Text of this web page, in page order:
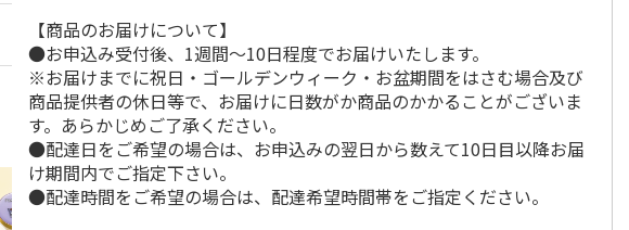
【商品のお届けについて】
●お申込み受付後、1週間～10日程度でお届けいたします。
※お届けまでに祝日・ゴールデンウィーク・お盆期間をはさむ場合及び
商品提供者の休日等で、お届けに日数がか商品のかかることがございま
す。あらかじめご了承ください。
●配達日をご希望の場合は、お申込みの翌日から数えて10日目以降お届
け期間内でご指定下さい。
●配達時間をご希望の場合は、配達希望時間帯をご指定ください。